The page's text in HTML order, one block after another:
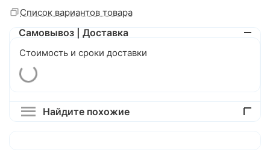
Список вариантов товара
Самовывоз | Доставка
Стоимость и сроки доставки
Найдите похожие